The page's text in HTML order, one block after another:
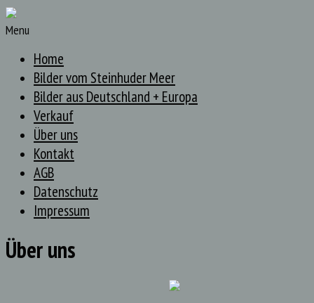
Menu
Home
Bilder vom Steinhuder Meer
Bilder aus Deutschland + Europa
Verkauf
Über uns
Kontakt
AGB
Datenschutz
Impressum
Über uns